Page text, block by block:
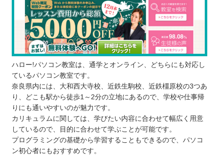
ハロー!パソコン教室は、通学とオンライン、どちらにも対応し
ているパソコン教室です。
奈良県内には、大和西大寺校、近鉄生駒校、近鉄橿原校の3つあ
り、どこも駅から徒歩1～2分の立地にあるので、学校や仕事帰
りにも通いやすいのが魅力です。
カリキュラムに関しては、学びたい内容に合わせて幅広く用意
しているので、目的に合わせて学ぶことが可能です。
プログラミングの基礎から学習することもできるので、パソコ
ン初心者にもおすすめです。